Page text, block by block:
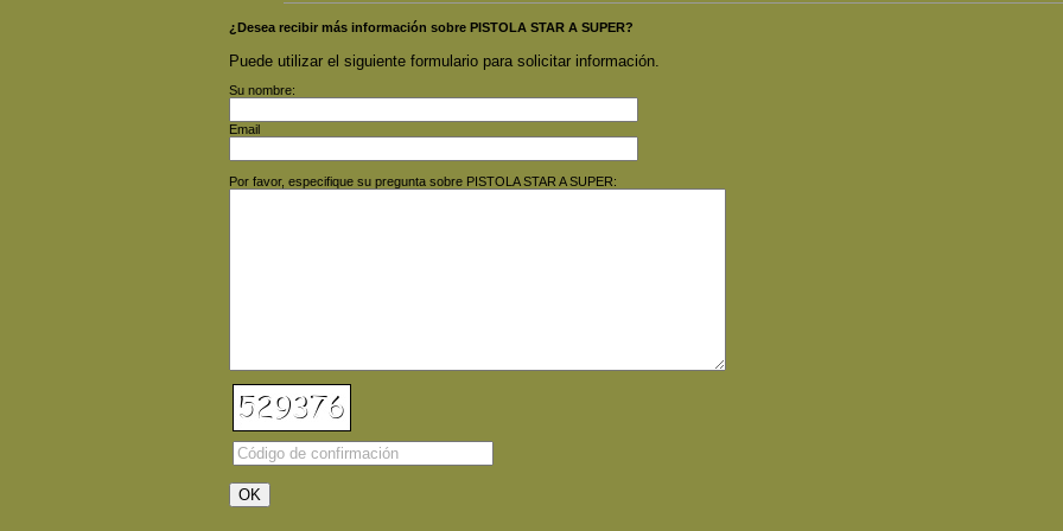
¿Desea recibir más información sobre PISTOLA STAR A SUPER?
Puede utilizar el siguiente formulario para solicitar información.
Su nombre:
Email
Por favor, especifique su pregunta sobre PISTOLA STAR A SUPER: